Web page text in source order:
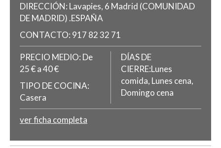
DIRECCIÓN: Lavapies, 6 Madrid (COMUNIDAD
DE MADRID) .ESPAÑA
CONTACTO: 917 82 32 71
PRECIO MEDIO: De
25 € a 40 €
TIPO DE COCINA:
Casera
DÍAS DE
CIERRE:Lunes
comida, Lunes cena,
Domingo cena
ver ficha completa